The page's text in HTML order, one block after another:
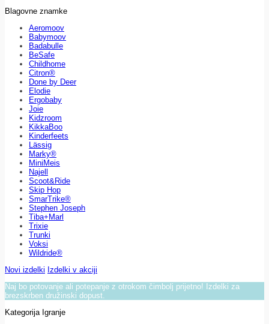
Blagovne znamke
Aeromoov
Babymoov
Badabulle
BeSafe
Childhome
Citron®
Done by Deer
Elodie
Ergobaby
Joie
Kidzroom
KikkaBoo
Kinderfeets
Lässig
Marky®
MiniMeis
Najell
Scoot&Ride
Skip Hop
SmarTrike®
Stephen Joseph
Tiba+Marl
Trixie
Trunki
Voksi
Wildride®
Novi izdelki Izdelki v akciji
Naj bo potovanje ali potepanje z otrokom čimbolj prijetno! Izdelki za
brezskrben družinski dopust.
Kategorija Igranje